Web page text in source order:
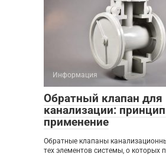
Информация
Обратный клапан для
канализации:
применение
Обратные клапаны
тех элементов системы, о которых